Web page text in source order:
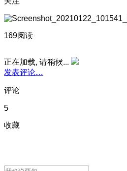
169阅读
正在加载, 请稍候...
发表评论…
评论
5
收藏